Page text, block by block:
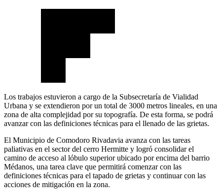
Los trabajos estuvieron a cargo de la Subsecretaría de Vialidad
Urbana y se extendieron por un total de 3000 metros lineales, en una
zona de alta complejidad por su topografía. De esta forma, se podrá
avanzar con las definiciones técnicas para el llenado de las grietas.
El Municipio de Comodoro Rivadavia avanza con las tareas
paliativas en el sector del cerro Hermitte y logró consolidar el
camino de acceso al lóbulo superior ubicado por encima del barrio
Médanos, una tarea clave que permitirá comenzar con las
definiciones técnicas para el tapado de grietas y continuar con las
acciones de mitigación en la zona.